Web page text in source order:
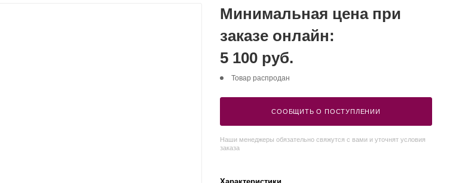
Минимальная цена при
заказе онлайн:
5 100 руб.
Товар распродан
СООБЩИТЬ О ПОСТУПЛЕНИИ
Наши менеджеры обязательно свяжутся с вами и уточнят условия
заказа